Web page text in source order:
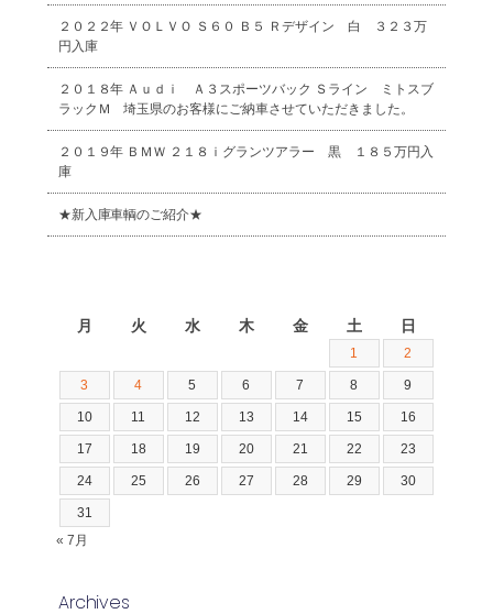
２０２２年 ＶＯＬＶＯ Ｓ６０ Ｂ５ Ｒデザイン 白 ３２３万
円入庫
２０１８年 Ａｕｄｉ Ａ３スポーツバック Ｓライン ミトスブ
ラックＭ 埼玉県のお客様にご納車させていただきました。
２０１９年 ＢＭＷ ２１８ｉグランツアラー 黒 １８５万円入
庫
★新入庫車輌のご紹介★
月 火 水 木 金 土 日
1 2
3 4 5 6 7 8 9
10 11 12 13 14 15 16
17 18 19 20 21 22 23
24 25 26 27 28 29 30
31
« 7月
Archives